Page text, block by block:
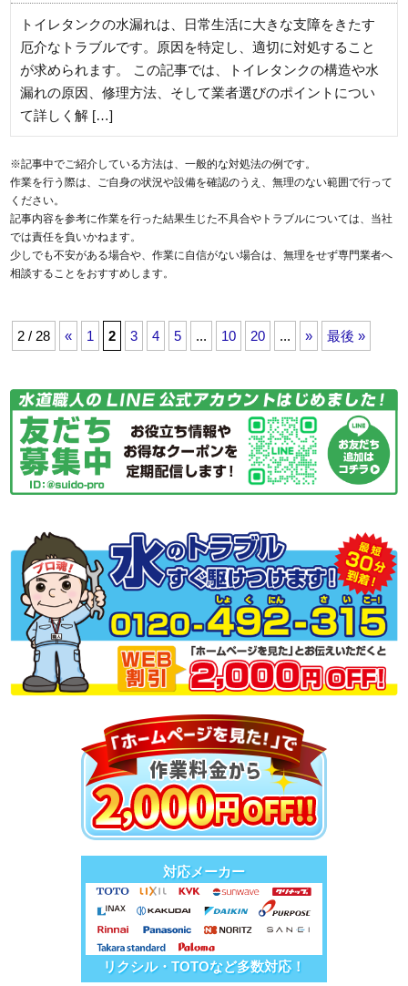
トイレタンクの水漏れは、日常生活に大きな支障をきたす
厄介なトラブルです。原因を特定し、適切に対処すること
が求められます。 この記事では、トイレタンクの構造や水
漏れの原因、修理方法、そして業者選びのポイントについ
て詳しく解 […]
※記事中でご紹介している方法は、一般的な対処法の例です。
作業を行う際は、ご自身の状況や設備を確認のうえ、無理のない範囲で行って
ください。
記事内容を参考に作業を行った結果生じた不具合やトラブルについては、当社
では責任を負いかねます。
少しでも不安がある場合や、作業に自信がない場合は、無理をせず専門業者へ
相談することをおすすめします。
2 / 28 « 1 2 3 4 5 ... 10 20 ... » 最後 »
対応メーカー
リクシル・TOTOなど多数対応！